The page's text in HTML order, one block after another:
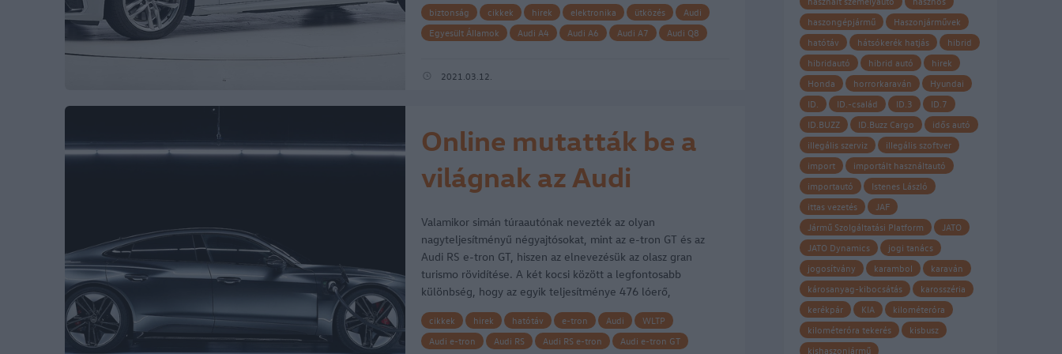
biztonság cikkek hirek elektronika ütközés
Audi
Egyesült Államok
Audi A4 Audi A6 Audi A7
Audi Q8
Audi e-tron Sportback
2021.03.12.
Online mutatták be a
világnak az Audi
legújabb büszkeségeit
Valamikor simán túraautónak nevezték az olyan
nagyteljesítményű négyajtósokat, mint az e-tron GT és az
Audi RS e-tron GT, hiszen az elnevezésük az olasz gran
turismo rövidítése. A két kocsi között a legfontosabb
különbség, hogy az egyik teljesítménye 476 lóerő,
forgatónyomatéka 630 newtonméter, míg…
cikkek hirek hatótáv e-tron Audi
WLTP
Audi e-tron
Audi RS Audi RS e-tron Audi e-tron GT
haszongépjármű
Haszonjárművek
hatótáv
hátsókerék hatjás
hibrid
hibridautó
hibrid autó
hirek
Honda
horrorkaraván
Hyundai
ID.
ID.-család ID.3
ID.7
ID.BUZZ
ID.Buzz Cargo
idős autó
illegális szerviz
illegális szoftver
import
importált használtautó
importautó
Istenes László
ittas vezetés
JAF
Jármű Szolgáltatási Platform
JATO
JATO Dynamics
jogi tanács
jogosítvány
karambol
karaván
károsanyag-kibocsátás
karosszéria
kerékpár
KIA
kilométeróra
kilométeróra tekerés
kisbusz
kishaszonjármű